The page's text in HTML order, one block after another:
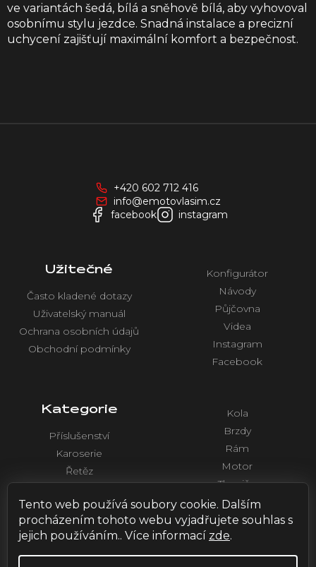
Tento web používá soubory cookie. Dalším
procházením tohoto webu vyjadřujete souhlas s
jejich používáním.. Více informací zde.
ve variantách šedá, bílá a sněhově bílá, aby vyhovoval
osobnímu stylu jezdce. Snadná instalace a precizní
uchycení zajišťují maximální komfort a bezpečnost.
+420 602 712 416
info@emotovlasim.cz
facebook
instagram
Užitečné
Často kladené dotazy
Uživatelský manuál
Ochrana osobních údajů
Obchodní podmínky
Konfigurátor
Návody
Půjčovna
Videa
Instagram
Facebook
Kategorie
Příslušenství
Karoserie
Řetěz
Elektronika
Kola
Brzdy
Rám
Motor
Tlumiče
Řídítka a ovládaní